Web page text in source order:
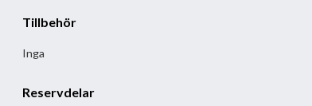
Tillbehör
Inga
Reservdelar